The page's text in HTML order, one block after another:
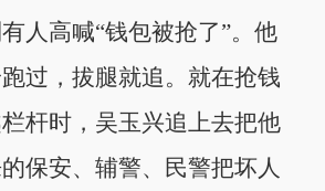
人高喊“钱包被抢了”。他
过，拔腿就追。就在抢钱
杆时，吴玉兴追上去把他
保安、辅警、民警把坏人